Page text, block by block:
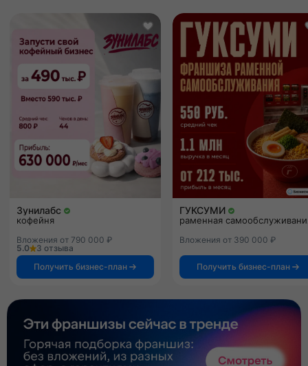
Зунилабс
кофейня
Вложения от 790 000 ₽
5.0
3 отзыва
Получить бизнес-план
ГУКСУМИ
раменная
Вложения от 390 000 ₽
Получить бизнес-план